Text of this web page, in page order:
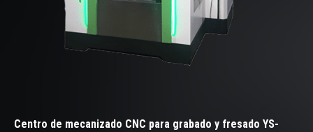
Centro de mecanizado CNC para grabado y fresado YS-